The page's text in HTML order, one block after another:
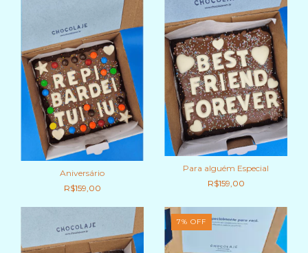
Aniversário
R$159,00
Para alguém Especial
R$159,00
7% OFF